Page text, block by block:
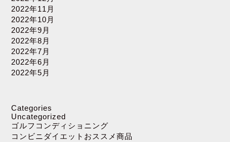
2022年11月
2022年10月
2022年9月
2022年8月
2022年7月
2022年6月
2022年5月
Categories
Uncategorized
ゴルフコンディショニング
コンビニダイエットおススメ商品